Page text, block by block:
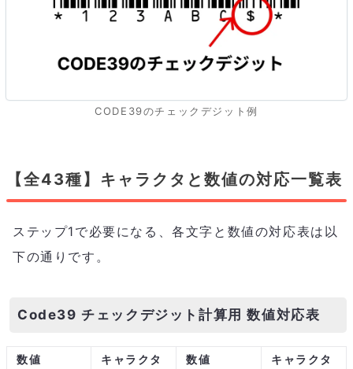
CODE39のチェックデジット例
【全43種】キャラクタと数値の対応一覧表
ステップ1で必要になる、各文字と数値の対応表は以
下の通りです。
Code39 チェックデジット計算用 数値対応表
数値 キャラクタ 数値
キャラクタ